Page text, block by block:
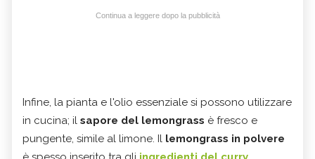
Continua a leggere dopo la pubblicità
Infine, la pianta e l'olio essenziale si possono utilizzare
in cucina; il sapore del lemongrass è fresco e
pungente, simile al limone. Il lemongrass in polvere